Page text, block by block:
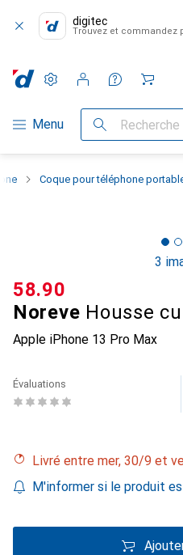
digitec
Trouvez et commandez
Navigation par catégorie
Menu Recherche
Paramètres
Compte client
Listes de comparaison
Listes d'envies
Panier
Coque pour téléphone
3
Noreve Housse
Apple iPhone 13 Pro Max
CHF
58.90
Évaluations
Livré entre mer, 30/9 et
M'informer si le produit